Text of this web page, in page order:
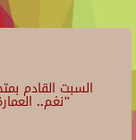
السبت القادم
"نغم..